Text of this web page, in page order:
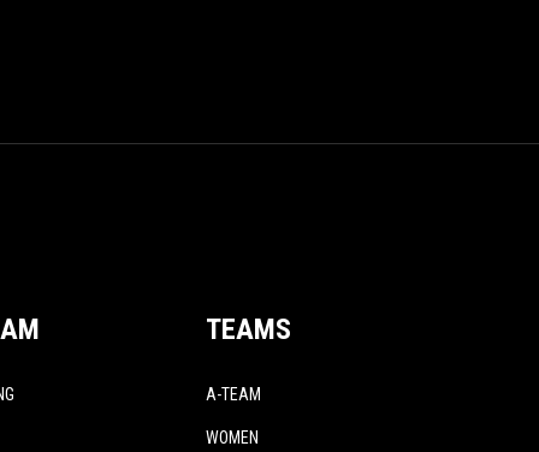
TEAMS
A-TEAM
WOMEN